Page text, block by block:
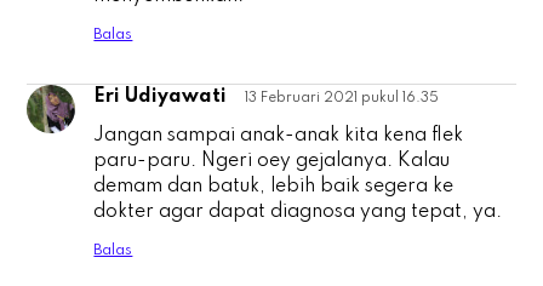
Balas
E Eri Udiyawati 13 Februari 2021 pukul 16.35
Jangan sampai anak-anak kita kena flek
paru-paru. Ngeri oey gejalanya. Kalau
demam dan batuk, lebih baik segera ke
dokter agar dapat diagnosa yang tepat, ya.
Balas